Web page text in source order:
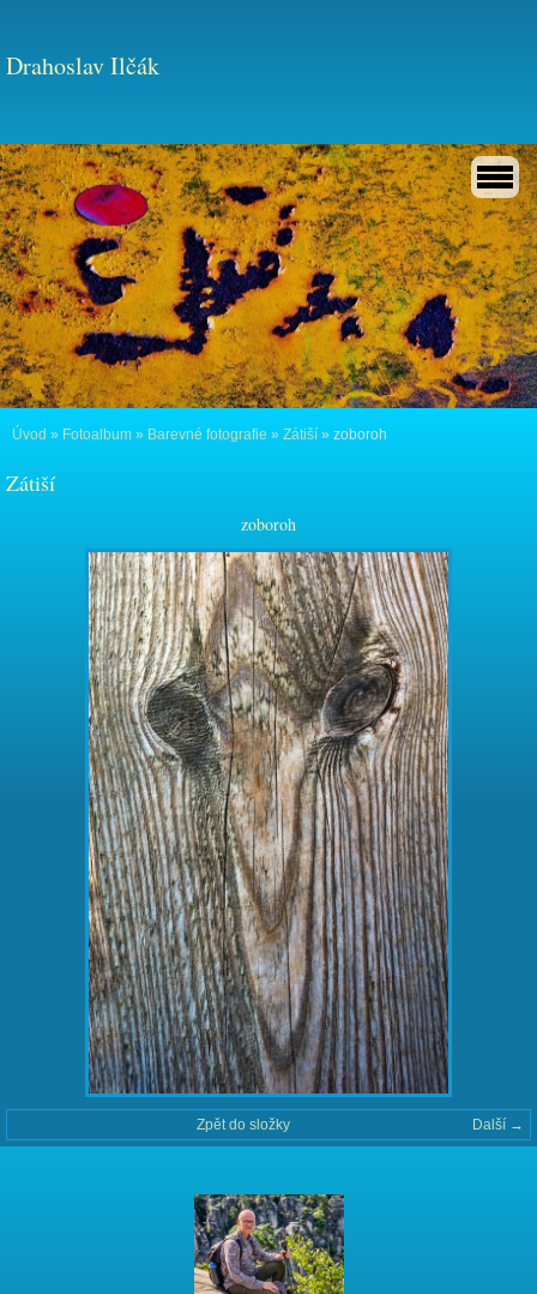
Drahoslav Ilčák
Úvod » Fotoalbum » Barevné fotografie » Zátiší » zoboroh
Zátiší
zoboroh
Další →
Zpět do složky